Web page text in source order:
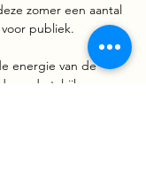
zomer een aantal
publiek.
energie van de
van de talrijke